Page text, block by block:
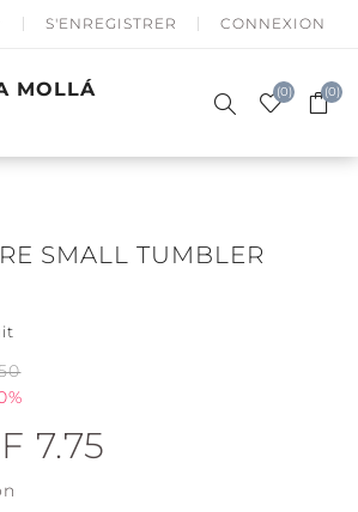
S'ENREGISTRER CONNEXION
PARFUMÉES
D'OR
MOLLÁ (0) (0)
SMALL TUMBLER
7.75